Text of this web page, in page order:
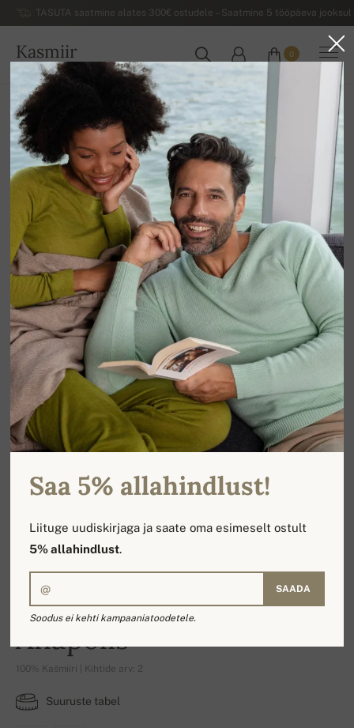
TASUTA saatmine alates 300€ ostudele – Saatmine 5 tööpäeva
Kasmiir
EESTI
0
Koju
Luksuslikud naiste kašmiirist sviitrid
Kõrge kaelusega naiste sviitrid
Anapolis
100% Kašmiiri | Kihtide arv: 2
Suuruste tabel
Saa 5% allahindlust!
Liituge uudiskirjaga ja saate oma esimeselt ostult
5% allahindlust.
SAADA
Soodus ei kehti kampaaniatoodetele.